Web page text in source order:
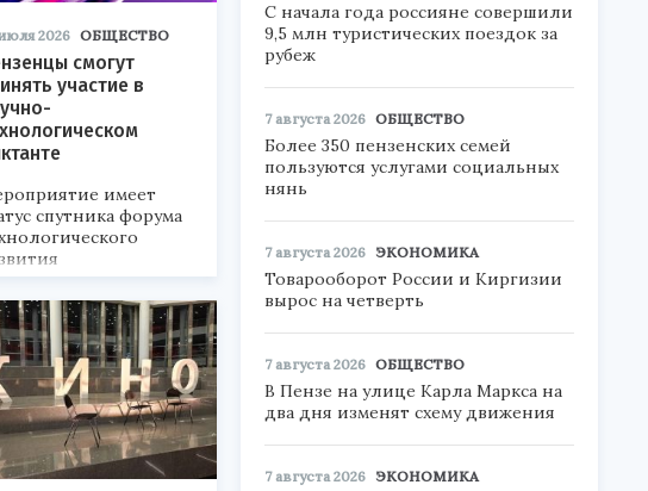
2026 ОБЩЕСТВО
смогут
участие в
имеет
спутника форума
2026».
С начала года россияне совершили
9,5 млн туристических поездок за
рубеж
7 августа 2026 ОБЩЕСТВО
Более 350 пензенских семей
пользуются услугами социальных
нянь
7 августа 2026 ЭКОНОМИКА
Товарооборот России и Киргизии
вырос на четверть
7 августа 2026 ОБЩЕСТВО
В Пензе на улице Карла Маркса на
два дня изменят схему движения
7 августа 2026 ЭКОНОМИКА